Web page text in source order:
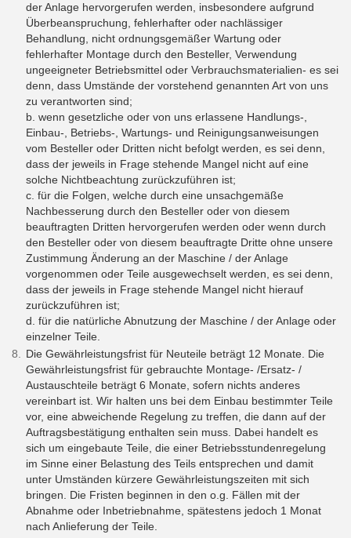
der Anlage hervorgerufen werden, insbesondere aufgrund
Überbeanspruchung, fehlerhafter oder nachlässiger
Behandlung, nicht ordnungsgemäßer Wartung oder
fehlerhafter Montage durch den Besteller, Verwendung
ungeeigneter Betriebsmittel oder Verbrauchsmaterialien- es sei
denn, dass Umstände der vorstehend genannten Art von uns
zu verantworten sind;
b. wenn gesetzliche oder von uns erlassene Handlungs-,
Einbau-, Betriebs-, Wartungs- und Reinigungsanweisungen
vom Besteller oder Dritten nicht befolgt werden, es sei denn,
dass der jeweils in Frage stehende Mangel nicht auf eine
solche Nichtbeachtung zurückzuführen ist;
c. für die Folgen, welche durch eine unsachgemäße
Nachbesserung durch den Besteller oder von diesem
beauftragten Dritten hervorgerufen werden oder wenn durch
den Besteller oder von diesem beauftragte Dritte ohne unsere
Zustimmung Änderung an der Maschine / der Anlage
vorgenommen oder Teile ausgewechselt werden, es sei denn,
dass der jeweils in Frage stehende Mangel nicht hierauf
zurückzuführen ist;
d. für die natürliche Abnutzung der Maschine / der Anlage oder
einzelner Teile.
Die Gewährleistungsfrist für Neuteile beträgt 12 Monate. Die
Gewährleistungsfrist für gebrauchte Montage- /Ersatz- /
Austauschteile beträgt 6 Monate, sofern nichts anderes
vereinbart ist. Wir halten uns bei dem Einbau bestimmter Teile
vor, eine abweichende Regelung zu treffen, die dann auf der
Auftragsbestätigung enthalten sein muss. Dabei handelt es
sich um eingebaute Teile, die einer Betriebsstundenregelung
im Sinne einer Belastung des Teils entsprechen und damit
unter Umständen kürzere Gewährleistungszeiten mit sich
bringen. Die Fristen beginnen in den o.g. Fällen mit der
Abnahme oder Inbetriebnahme, spätestens jedoch 1 Monat
nach Anlieferung der Teile.